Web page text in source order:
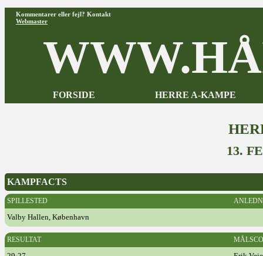
Kommentarer eller fejl? Kontakt
Webmaster
FORSIDE HERRE A-KAMPE
13.
KAMPFACTS
SPILLESTED
Valby Hallen, København
RESULTAT